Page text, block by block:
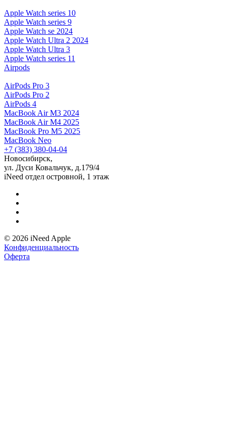
Apple Watch series 10
Apple Watch series 9
Apple Watch se 2024
Apple Watch Ultra 2 2024
Apple Watch Ultra 3
Apple Watch series 11
Airpods
AirPods Pro 3
AirPods Pro 2
AirPods 4
MacBook Air M3 2024
MacBook Air M4 2025
MacBook Pro M5 2025
MacBook Neo
+7 (383) 380-04-04
Новосибирск,
ул. Дуси Ковальчук, д.179/4
iNeed отдел островной, 1 этаж
© 2026 iNeed Apple
Конфиденциальность
Оферта